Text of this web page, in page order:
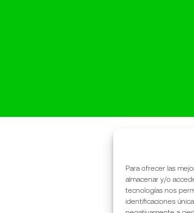
Para ofrecer las
almacenar y/o
tecnologías nos
identificaciones